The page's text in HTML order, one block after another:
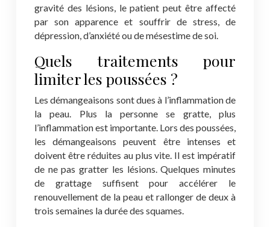
gravité des lésions, le patient peut être affecté
par son apparence et souffrir de stress, de
dépression, d’anxiété ou de mésestime de soi.
Quels traitements pour
limiter les poussées ?
Les démangeaisons sont dues à l’inflammation de
la peau. Plus la personne se gratte, plus
l’inflammation est importante. Lors des poussées,
les démangeaisons peuvent être intenses et
doivent être réduites au plus vite. Il est impératif
de ne pas gratter les lésions. Quelques minutes
de grattage suffisent pour accélérer le
renouvellement de la peau et rallonger de deux à
trois semaines la durée des squames.